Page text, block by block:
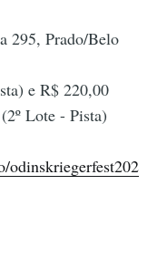
295, Prado/Belo
e R$ 220,00
Lote - Pista)
odinskriegerfest202